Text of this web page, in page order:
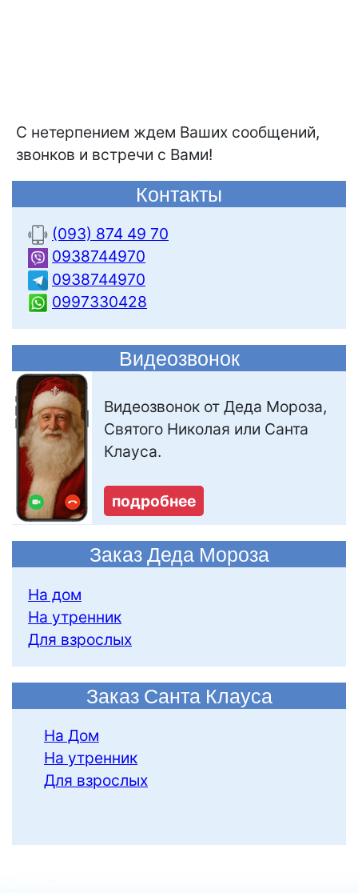
С нетерпением ждем Ваших сообщений,
звонков и встречи с Вами!
Контакты
(093) 874 49 70
0938744970
0938744970
0997330428
Видеозвонок
Видеозвонок от Деда Мороза,
Святого Николая или Санта
Клауса.
подробнее
Заказ Деда Мороза
На дом
На утренник
Для взрослых
Заказ Санта Клауса
На Дом
На утренник
Для взрослых